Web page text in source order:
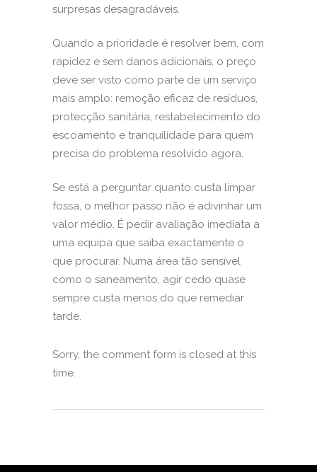
surpresas desagradáveis.
Quando a prioridade é resolver bem, com
rapidez e sem danos adicionais, o preço
deve ser visto como parte de um serviço
mais amplo: remoção eficaz de resíduos,
protecção sanitária, restabelecimento do
escoamento e tranquilidade para quem
precisa do problema resolvido agora.
Se está a perguntar quanto custa limpar
fossa, o melhor passo não é adivinhar um
valor médio. É pedir avaliação imediata a
uma equipa que saiba exactamente o
que procurar. Numa área tão sensível
como o saneamento, agir cedo quase
sempre custa menos do que remediar
tarde.
Sorry, the comment form is closed at this
time.